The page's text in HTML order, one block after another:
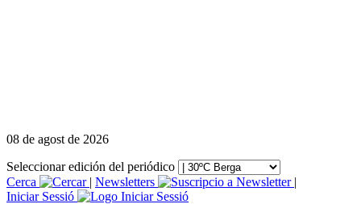
08 de agost de 2026
Seleccionar edición del periódico
Cerca
| Newsletters
|
Iniciar Sessió